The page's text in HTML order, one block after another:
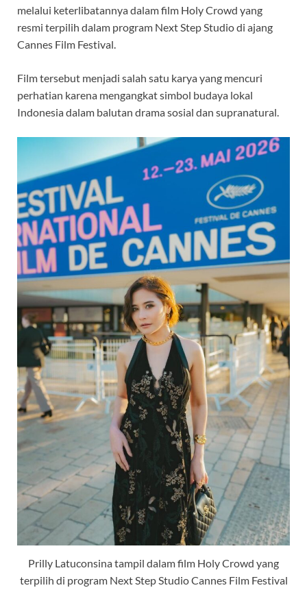
melalui keterlibatannya dalam film Holy Crowd yang
resmi terpilih dalam program Next Step Studio di ajang
Cannes Film Festival.
Film tersebut menjadi salah satu karya yang mencuri
perhatian karena mengangkat simbol budaya lokal
Indonesia dalam balutan drama sosial dan supranatural.
Prilly Latuconsina tampil dalam film Holy Crowd yang
terpilih di program Next Step Studio Cannes Film Festival